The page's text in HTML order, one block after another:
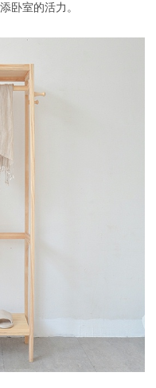
卧室的活力。